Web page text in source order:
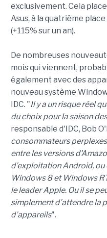
exclusivement. Cela
Asus, à la quatrième
(+115% sur un an).
De nombreuses
mois qui viennent,
également avec des
nouveau système
IDC. "Il y a un risque réel
du choix pour la saison
responsable d'IDC, Bob
consommateurs
entre les versions
d'exploitation Android, ou
Windows 8 et Windows
le leader Apple. Ou il se
simplement d'attendre la
d'appareils".